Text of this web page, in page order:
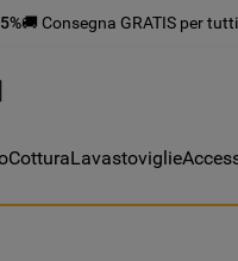
🚚 Consegna GRATIS per tutti
CotturaLavastoviglie